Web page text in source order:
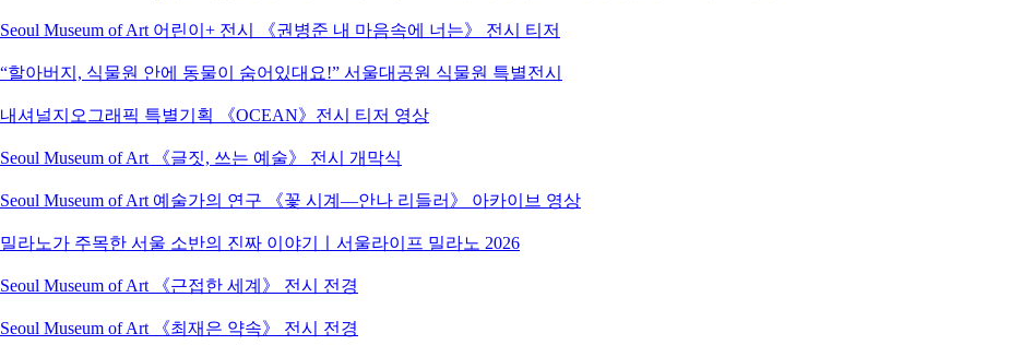
Seoul Museum of Art 어린이+ 전시 《권병준 내 마음속에 너는》 전시 티저
“할아버지, 식물원 안에 동물이 숨어있대요!” 서울대공원 식물원 특별전시
내셔널지오그래픽 특별기획 《OCEAN》전시 티저 영상
Seoul Museum of Art 《글짓, 쓰는 예술》 전시 개막식
Seoul Museum of Art 예술가의 연구 《꽃 시계―안나 리들러》 아카이브 영상
밀라노가 주목한 서울 소반의 진짜 이야기ㅣ서울라이프 밀라노 2026
Seoul Museum of Art 《근접한 세계》 전시 전경
Seoul Museum of Art 《최재은 약속》 전시 전경